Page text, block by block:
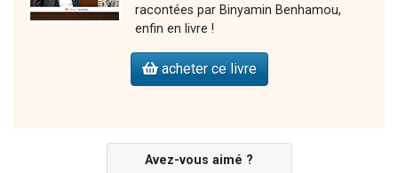
racontées par Binyamin Benhamou,
enfin en livre !
acheter ce livre
Avez-vous aimé ?